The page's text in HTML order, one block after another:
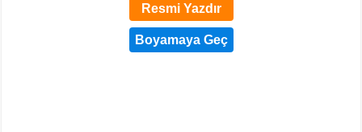
Resmi Yazdır